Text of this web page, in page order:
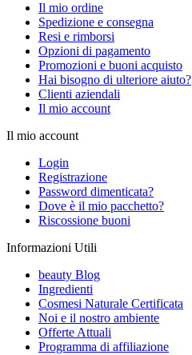
Il mio ordine
Spedizione e consegna
Resi e rimborsi
Opzioni di pagamento
Promozioni e buoni acquisto
Hai bisogno di ulteriore aiuto?
Clienti aziendali
Il mio account
Il mio account
Login
Registrazione
Password dimenticata?
Dove è il mio pacchetto?
Riscossione buoni
Informazioni Utili
beauty Blog
Ingredienti
Cosmesi Naturale Certificata
Noi e il nostro ambiente
Offerte Attuali
Programma di affiliazione